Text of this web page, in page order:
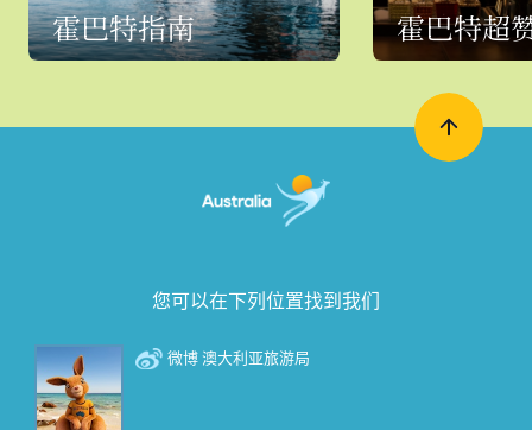
霍巴特指南 霍巴特超
您可以在下列位置找到我们
微博 澳大利亚旅游局